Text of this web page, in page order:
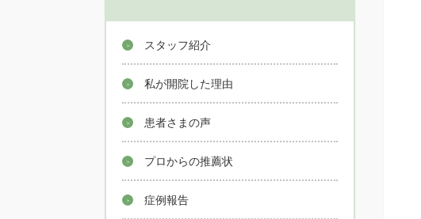
スタッフ紹介
私が開院した理由
患者さまの声
プロからの推薦状
症例報告